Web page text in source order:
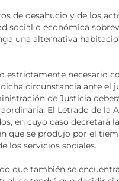
de desahucio y de los
social o económica
una alternativa
estrictamente necesario
circunstancia ante el
de Justicia
El Letrado de la
en cuyo caso decretará
que se produjo por el
los servicios sociales.
que también se